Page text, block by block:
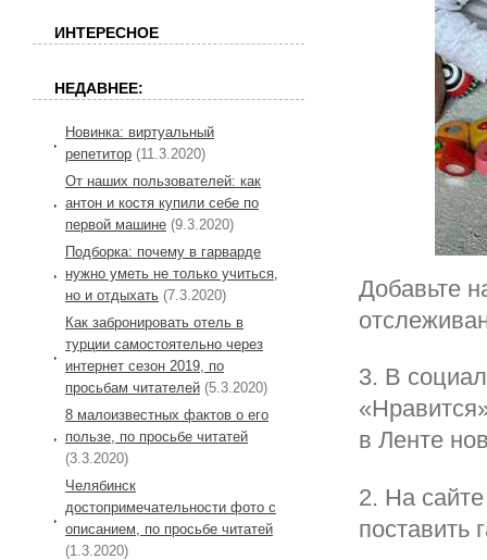
Добавьте
3. В
в Ленте
2. На
поставить
ИНТЕРЕСНОЕ
НЕДАВНЕЕ:
Новинка: виртуальный
репетитор (11.3.2020)
От наших пользователей: как
антон и костя купили себе по
первой машине (9.3.2020)
Подборка: почему в гарварде
нужно уметь не только учиться,
но и отдыхать (7.3.2020)
Как забронировать отель в
турции самостоятельно через
интернет сезон 2019, по
просьбам читателей (5.3.2020)
8 малоизвестных фактов о его
пользе, по просьбе читатей
(3.3.2020)
Челябинск
достопримечательности фото с
описанием, по просьбе читатей
(1.3.2020)